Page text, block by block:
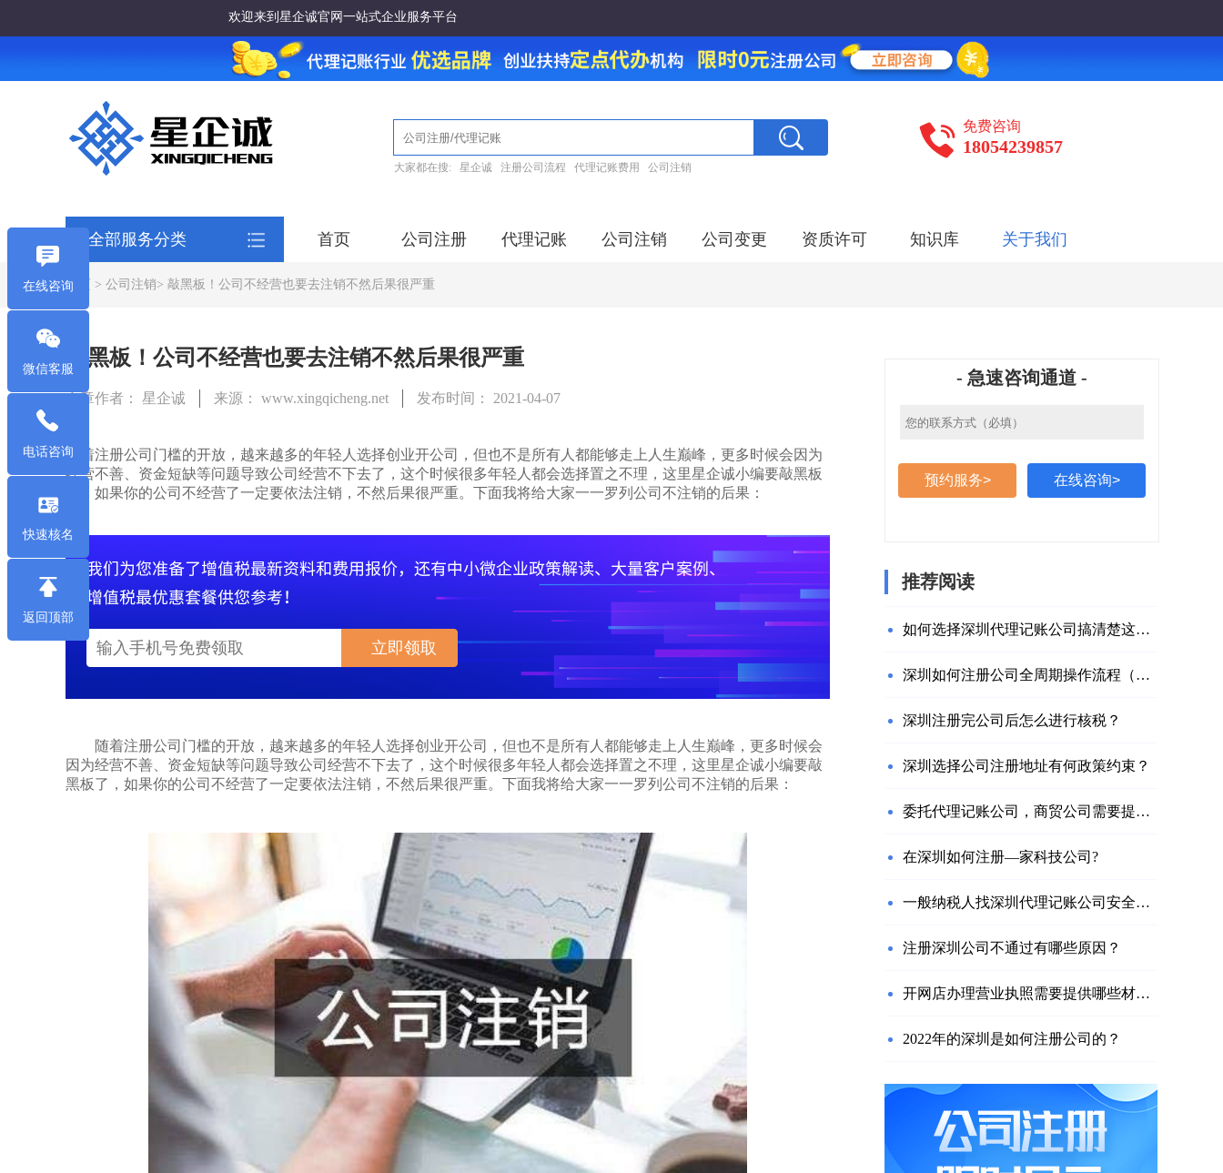
欢迎来到星企诚官网一站式企业服务平台
大家都在搜: 星企诚 注册公司流程 代理记账费用 公司注销
免费咨询
18054239857
全部服务分类 首页 公司注册 代理记账 公司注销 公司变更 资质许可 知识库 关于我们
在线咨询
微信客服
电话咨询
快速核名
返回顶部
首页 > 公司注销> 敲黑板！公司不经营也要去注销不然后果很严重
敲黑板！公司不经营也要去注销不然后果很严重
文章作者： 星企诚 来源： www.xingqicheng.net 发布时间： 2021-04-07
随着注册公司门槛的开放，越来越多的年轻人选择创业开公司，但也不是所有人都能够走上人生巅峰，更多时候会因为
经营不善、资金短缺等问题导致公司经营不下去了，这个时候很多年轻人都会选择置之不理，这里星企诚小编要敲黑板
了，如果你的公司不经营了一定要依法注销，不然后果很严重。下面我将给大家一一罗列公司不注销的后果：
立即领取
随着注册公司门槛的开放，越来越多的年轻人选择创业开公司，但也不是所有人都能够走上人生巅峰，更多时候会
因为经营不善、资金短缺等问题导致公司经营不下去了，这个时候很多年轻人都会选择置之不理，这里星企诚小编要敲
黑板了，如果你的公司不经营了一定要依法注销，不然后果很严重。下面我将给大家一一罗列公司不注销的后果：
- 急速咨询通道 -
预约服务> 在线咨询>
推荐阅读
如何选择深圳代理记账公司搞清楚这些问题就够了
深圳如何注册公司全周期操作流程（附网址）
深圳注册完公司后怎么进行核税？
深圳选择公司注册地址有何政策约束？
委托代理记账公司，商贸公司需要提供什么材料？
在深圳如何注册—家科技公司?
一般纳税人找深圳代理记账公司安全吗？需要注意什么？
注册深圳公司不通过有哪些原因？
开网店办理营业执照需要提供哪些材料？
2022年的深圳是如何注册公司的？